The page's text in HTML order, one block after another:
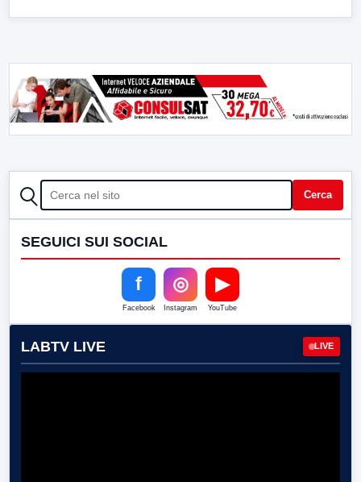
CERCA Cerca
SEGUICI SUI SOCIAL
f
Facebook
◎
Instagram
▶
YouTube
LABTV LIVE LIVE